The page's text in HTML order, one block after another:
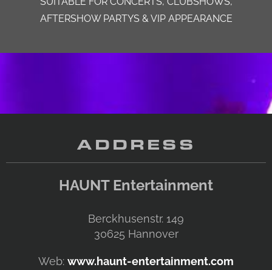
AFTERSHOW PARTYS & VIP APPEARANCE
ADDRESS
HAUNT Entertainment
Berckhusenstr. 149
30625 Hannover
Web: www.haunt-entertainment.com